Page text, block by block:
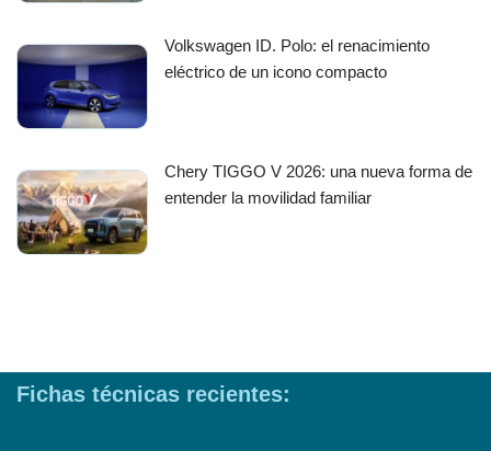
Volkswagen ID. Polo: el renacimiento
eléctrico de un icono compacto
Chery TIGGO V 2026: una nueva forma de
entender la movilidad familiar
Fichas técnicas recientes: